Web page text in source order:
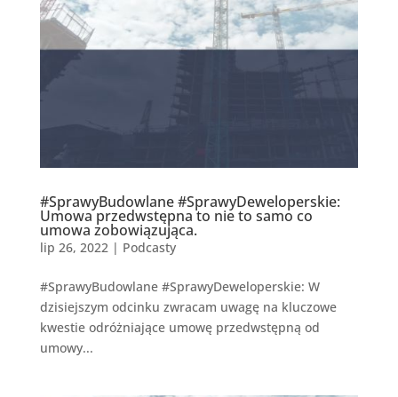
#SprawyBudowlane #SprawyDeweloperskie:
Umowa przedwstępna to nie to samo co
umowa zobowiązująca.
lip 26, 2022| Podcasty
#SprawyBudowlane #SprawyDeweloperskie: W
dzisiejszym odcinku zwracam uwagę na kluczowe
kwestie odróżniające umowę przedwstępną od
umowy...